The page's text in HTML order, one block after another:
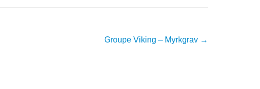
Groupe Viking – Myrkgrav →